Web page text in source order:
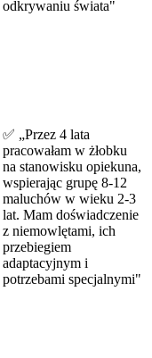
odkrywaniu świata"
✅ „Przez 4 lata
pracowałam w żłobku
na stanowisku opiekuna,
wspierając grupę 8-12
maluchów w wieku 2-3
lat. Mam doświadczenie
z niemowlętami, ich
przebiegiem
adaptacyjnym i
potrzebami specjalnymi"